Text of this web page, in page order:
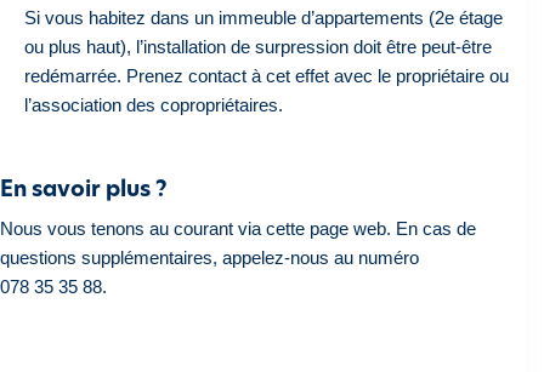
Si vous habitez dans un immeuble d’appartements (2e étage
ou plus haut), l’installation de surpression doit être peut-être
redémarrée. Prenez contact à cet effet avec le propriétaire ou
l’association des copropriétaires.
En savoir plus ?
Nous vous tenons au courant via cette page web. En cas de
questions supplémentaires, appelez-nous au numéro
078 35 35 88.